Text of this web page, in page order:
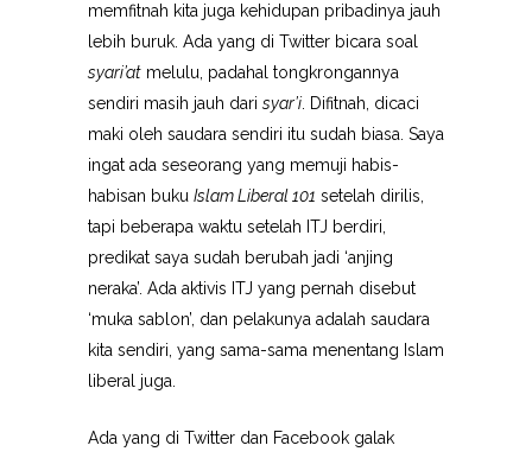
memfitnah kita juga kehidupan pribadinya jauh
lebih buruk. Ada yang di Twitter bicara soal
syari’at melulu, padahal tongkrongannya
sendiri masih jauh dari syar’i. Difitnah, dicaci
maki oleh saudara sendiri itu sudah biasa. Saya
ingat ada seseorang yang memuji habis-
habisan buku Islam Liberal 101 setelah dirilis,
tapi beberapa waktu setelah ITJ berdiri,
predikat saya sudah berubah jadi ‘anjing
neraka’. Ada aktivis ITJ yang pernah disebut
‘muka sablon’, dan pelakunya adalah saudara
kita sendiri, yang sama-sama menentang Islam
liberal juga.
Ada yang di Twitter dan Facebook galak